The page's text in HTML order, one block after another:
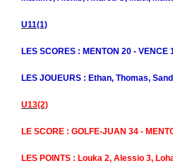
U11(1)
LES SCORES : MENTON 20 - VENCE
LES JOUEURS : Ethan, Thomas,
U13(2)
LE SCORE : GOLFE-JUAN 34 -
LES POINTS : Louka 2, Alessio 3,